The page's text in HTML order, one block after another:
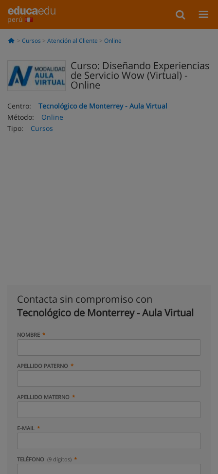
perú
Cursos Atención al Cliente Online
Curso: Diseñando Experiencias
de Servicio Wow (Virtual) -
Online
Centro:
Tecnológico de Monterrey - Aula Virtual
Método:
Online
Tipo:
Cursos
Contacta sin compromiso con
Tecnológico de Monterrey - Aula Virtual
NOMBRE
APELLIDO PATERNO
APELLIDO MATERNO
E-MAIL
TELÉFONO (9 dígitos)